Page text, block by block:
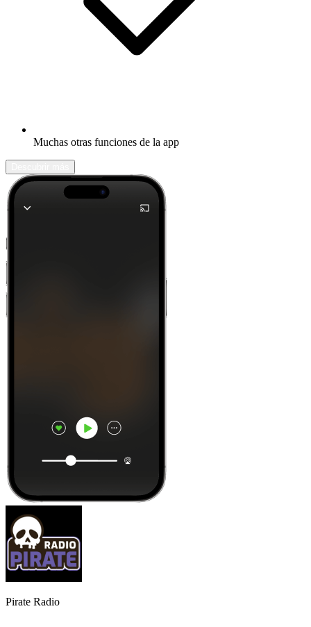
Muchas otras funciones de la app
Pirate Radio